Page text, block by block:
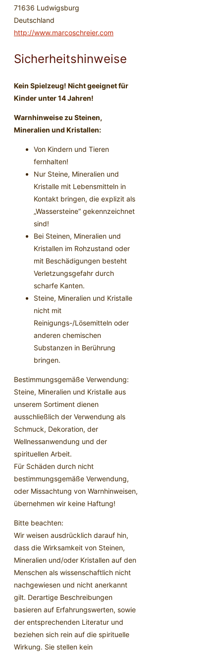
71636 Ludwigsburg
Deutschland
http://www.marcoschreier.com
Sicherheitshinweise
Kein Spielzeug! Nicht geeignet für
Kinder unter 14 Jahren!
Warnhinweise zu Steinen,
Mineralien und Kristallen:
Von Kindern und Tieren
fernhalten!
Nur Steine, Mineralien und
Kristalle mit Lebensmitteln in
Kontakt bringen, die explizit als
„Wassersteine“ gekennzeichnet
sind!
Bei Steinen, Mineralien und
Kristallen im Rohzustand oder
mit Beschädigungen besteht
Verletzungsgefahr durch
scharfe Kanten.
Steine, Mineralien und Kristalle
nicht mit
Reinigungs-/Lösemitteln oder
anderen chemischen
Substanzen in Berührung
bringen.
Bestimmungsgemäße Verwendung:
Steine, Mineralien und Kristalle aus
unserem Sortiment dienen
ausschließlich der Verwendung als
Schmuck, Dekoration, der
Wellnessanwendung und der
spirituellen Arbeit.
Für Schäden durch nicht
bestimmungsgemäße Verwendung,
oder Missachtung von Warnhinweisen,
übernehmen wir keine Haftung!
Bitte beachten:
Wir weisen ausdrücklich darauf hin,
dass die Wirksamkeit von Steinen,
Mineralien und/oder Kristallen auf den
Menschen als wissenschaftlich nicht
nachgewiesen und nicht anerkannt
gilt. Derartige Beschreibungen
basieren auf Erfahrungswerten, sowie
der entsprechenden Literatur und
beziehen sich rein auf die spirituelle
Wirkung. Sie stellen kein